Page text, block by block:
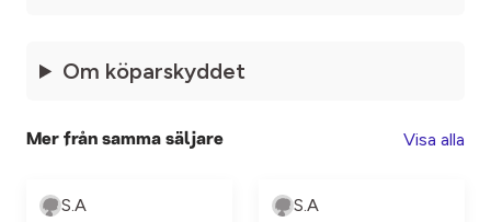
Om köparskyddet
Mer från samma säljare Visa alla
S.A S.A